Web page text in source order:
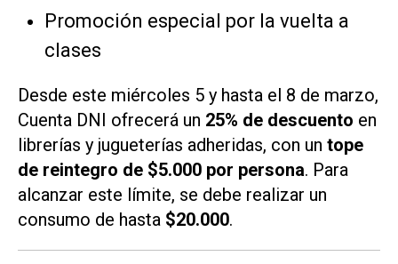
Promoción especial por la vuelta a
clases
Desde este miércoles 5 y hasta el 8 de marzo,
Cuenta DNI ofrecerá un 25% de descuento en
librerías y jugueterías adheridas, con un tope
de reintegro de $5.000 por persona. Para
alcanzar este límite, se debe realizar un
consumo de hasta $20.000.